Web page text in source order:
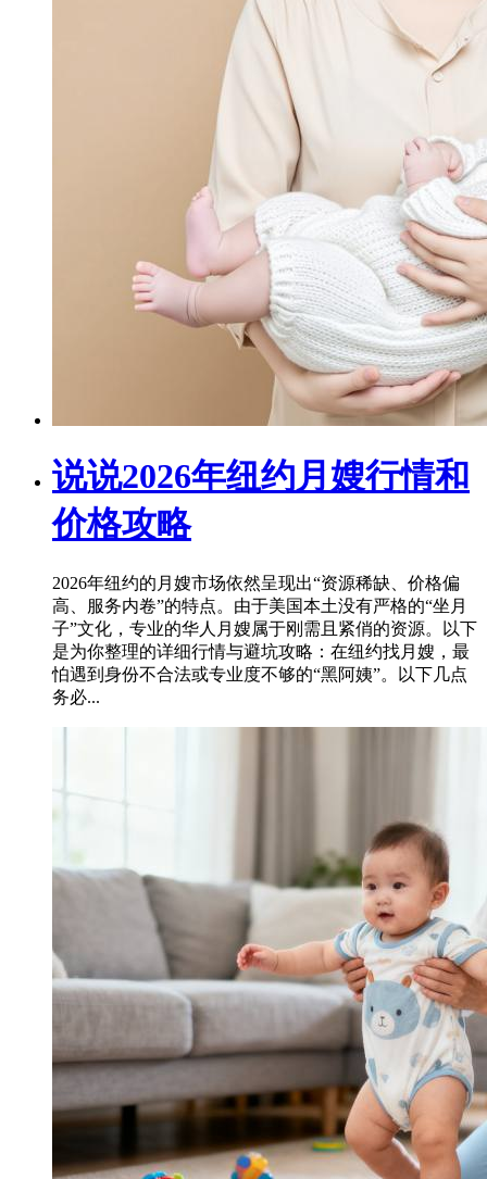
说说2026年纽约月嫂行情和
价格攻略
2026年纽约的月嫂市场依然呈现出“资源稀缺、价格偏
高、服务内卷”的特点。由于美国本土没有严格的“坐月
子”文化，专业的华人月嫂属于刚需且紧俏的资源。以下
是为你整理的详细行情与避坑攻略：在纽约找月嫂，最
怕遇到身份不合法或专业度不够的“黑阿姨”。以下几点
务必...